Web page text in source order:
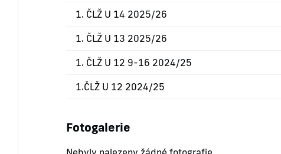
1. ČLŽ U 14 2025/26
1. ČLŽ U 13 2025/26
1. ČLŽ U 12 9-16 2024/25
1.ČLŽ U 12 2024/25
Fotogalerie